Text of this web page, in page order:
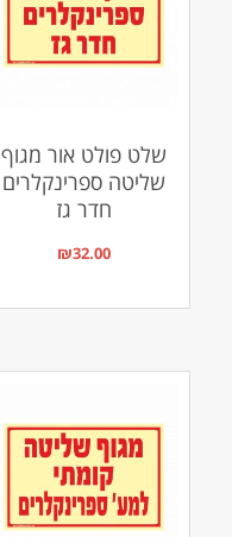
שלט פולט אור מגוף
שליטה ספרינקלרים
חדר גז
₪32.00